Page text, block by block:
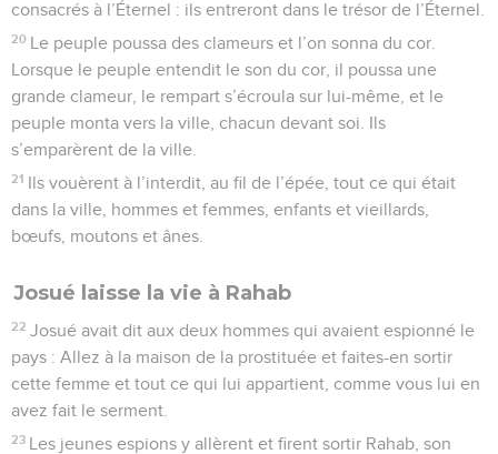
consacrés à l’Éternel : ils entreront dans le trésor de l’Éternel.
20 Le peuple poussa des clameurs et l’on sonna du cor.
Lorsque le peuple entendit le son du cor, il poussa une
grande clameur, le rempart s’écroula sur lui-même, et le
peuple monta vers la ville, chacun devant soi. Ils
s’emparèrent de la ville.
21 Ils vouèrent à l’interdit, au fil de l’épée, tout ce qui était
dans la ville, hommes et femmes, enfants et vieillards,
bœufs, moutons et ânes.
Josué laisse la vie à Rahab
22 Josué avait dit aux deux hommes qui avaient espionné le
pays : Allez à la maison de la prostituée et faites-en sortir
cette femme et tout ce qui lui appartient, comme vous lui en
avez fait le serment.
23 Les jeunes espions y allèrent et firent sortir Rahab, son